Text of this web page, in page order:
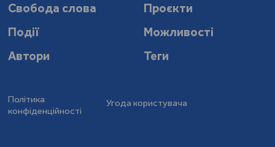
Свобода слова
Проєкти
Події
Можливості
Автори
Теги
Політика
конфіденційності
Угода користувача